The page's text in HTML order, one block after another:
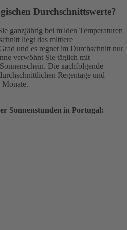
Durchschnittswerte?
ganzjährig bei milden Temperaturen
liegt das mittlere
und es regnet im Durchschnitt nur
verwöhnt Sie täglich mit
Die nachfolgende
Regentage und
Monate.
Sonnenstunden in Portugal: